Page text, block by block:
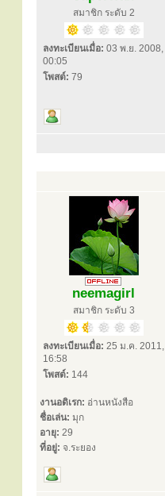
สมาชิก ระดับ 2
ลงทะเบียนเมื่อ: 03 พ.ย. 2008,
00:05
โพสต์: 79
neemagirl
สมาชิก ระดับ 3
ลงทะเบียนเมื่อ: 25 ม.ค. 2011,
16:58
โพสต์: 144
งานอดิเรก: อ่านหนังสือ
ชื่อเล่น: มุก
อายุ: 29
ที่อยู่: จ.ระยอง